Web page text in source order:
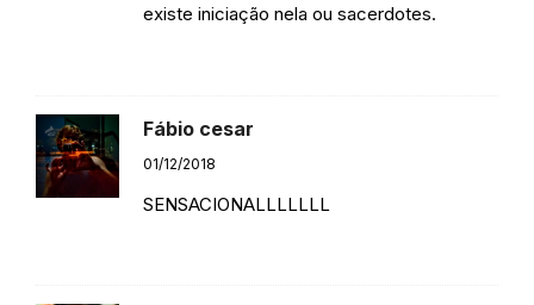
existe iniciação nela ou sacerdotes.
Fábio cesar
01/12/2018
SENSACIONALLLLLLL